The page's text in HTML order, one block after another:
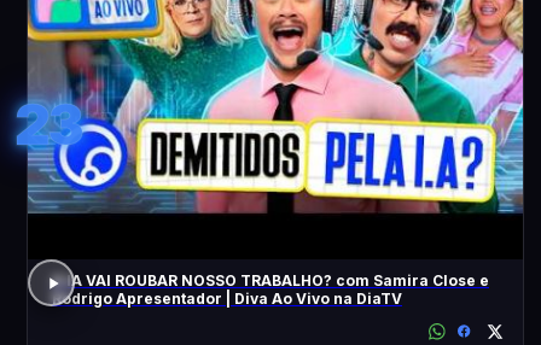
23
A IA VAI ROUBAR NOSSO TRABALHO? com Samira Close e
Rodrigo Apresentador | Diva Ao Vivo na DiaTV